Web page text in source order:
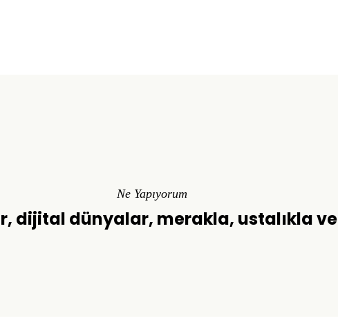
Ne Yapıyorum
dijital dünyalar, merakla, ustalıkla ve